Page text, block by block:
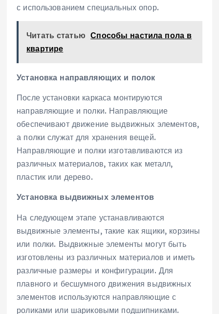
с использованием специальных опор.
Читать статью Способы настила пола в
квартире
Установка направляющих и полок
После установки каркаса монтируются
направляющие и полки. Направляющие
обеспечивают движение выдвижных элементов‚
а полки служат для хранения вещей.
Направляющие и полки изготавливаются из
различных материалов‚ таких как металл‚
пластик или дерево.
Установка выдвижных элементов
На следующем этапе устанавливаются
выдвижные элементы‚ такие как ящики‚ корзины
или полки. Выдвижные элементы могут быть
изготовлены из различных материалов и иметь
различные размеры и конфигурации. Для
плавного и бесшумного движения выдвижных
элементов используются направляющие с
роликами или шариковыми подшипниками.